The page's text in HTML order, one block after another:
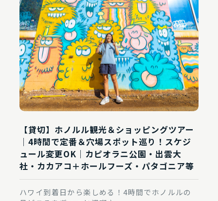
【貸切】ホノルル観光＆ショッピングツアー
｜4時間で定番＆穴場スポット巡り！スケジ
ュール変更OK｜カピオラニ公園・出雲大
社・カカアコ＋ホールフーズ・パタゴニア等
ハワイ到着日から楽しめる！4時間でホノルルの